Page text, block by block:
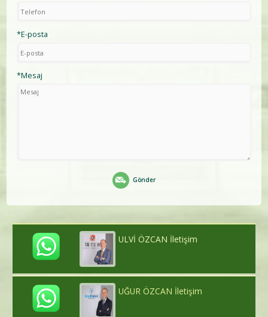
*E-posta
*Mesaj
Gönder
ULVİ ÖZCAN İletişim
UĞUR ÖZCAN İletişim